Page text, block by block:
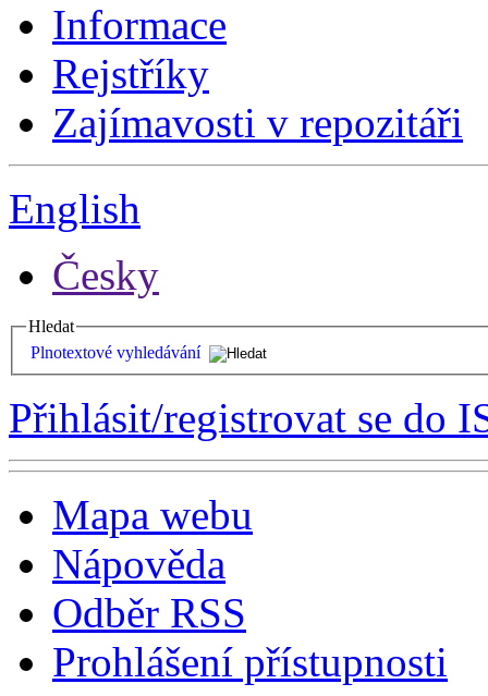
Informace
Rejstříky
Zajímavosti v repozitáři
English
Česky
Hledat
Plnotextové vyhledávání
Přihlásit/registrovat se do
Mapa webu
Nápověda
Odběr RSS
Prohlášení přístupnosti